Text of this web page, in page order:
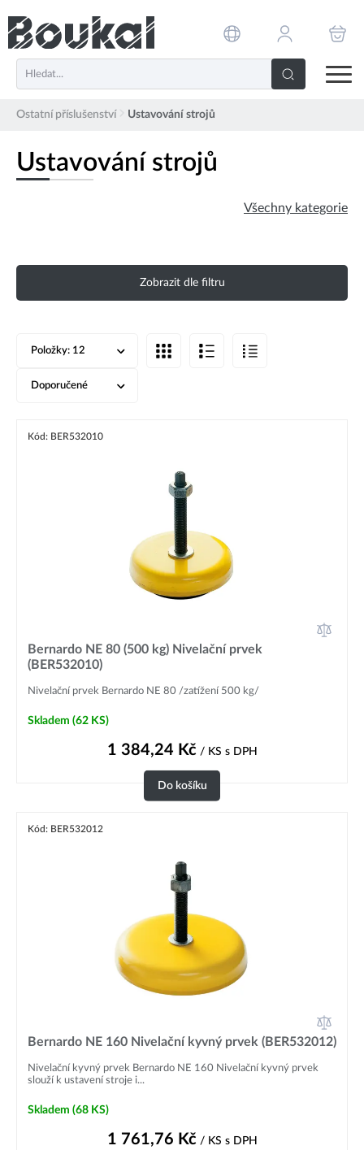
Ostatní příslušenství Ustavování strojů
Ustavování strojů
Všechny kategorie
Zobrazit dle filtru
Položky: 12
Doporučené
Kód: BER532010
Bernardo NE 80 (500 kg) Nivelační prvek
(BER532010)
Nivelační prvek Bernardo NE 80 /zatížení 500 kg/
Skladem (62 KS)
1 384,24 Kč/ KS s DPH
Do košíku
Kód: BER532012
Bernardo NE 160 Nivelační kyvný prvek (BER532012)
Nivelační kyvný prvek Bernardo NE 160 Nivelační kyvný prvek
slouží k ustavení stroje i...
Skladem (68 KS)
1 761,76 Kč/ KS s DPH